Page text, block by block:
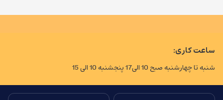
ساعت کاری:
شنبه تا چهارشنبه صبح 10 الی17 پنجشنبه 10 الی 15